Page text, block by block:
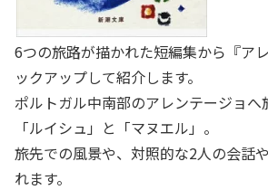
6つの旅路が描かれた短編集から『ア
ックアップして紹介します。
ポルトガル中南部のアレンテージョ
「ルイシュ」と「マヌエル」。
旅先での風景や、対照的な2人の会話
れます。